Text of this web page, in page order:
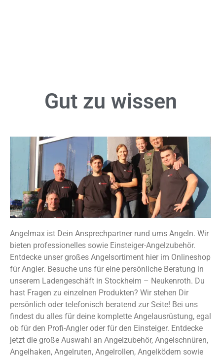
Gut zu wissen
Angelmax ist Dein Ansprechpartner rund ums Angeln. Wir
bieten professionelles sowie Einsteiger-Angelzubehör.
Entdecke unser großes Angelsortiment hier im Onlineshop
für Angler. Besuche uns für eine persönliche Beratung in
unserem Ladengeschäft in Stockheim – Neukenroth. Du
hast Fragen zu einzelnen Produkten? Wir stehen Dir
persönlich oder telefonisch beratend zur Seite! Bei uns
findest du alles für deine komplette Angelausrüstung, egal
ob für den Profi-Angler oder für den Einsteiger. Entdecke
jetzt die große Auswahl an Angelzubehör, Angelschnüren,
Angelhaken, Angelruten, Angelrollen, Angelködern sowie